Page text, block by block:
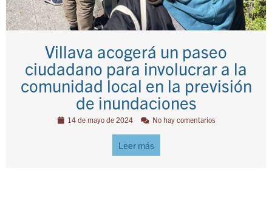
Villava acogerá un paseo
ciudadano para involucrar a la
comunidad local en la previsión
de inundaciones
14 de mayo de 2024 No hay comentarios
Leer más